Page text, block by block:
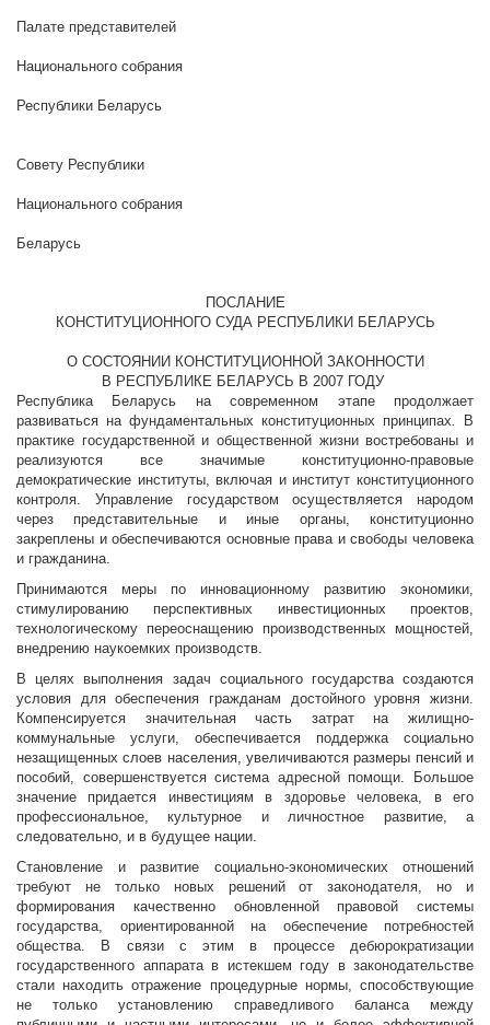
Палате представителей
Национального собрания
Республики Беларусь
Совету Республики
Национального собрания
Беларусь
ПОСЛАНИЕ
КОНСТИТУЦИОННОГО СУДА РЕСПУБЛИКИ БЕЛАРУСЬ
О СОСТОЯНИИ КОНСТИТУЦИОННОЙ ЗАКОННОСТИ
В РЕСПУБЛИКЕ БЕЛАРУСЬ В 2007 ГОДУ
Республика Беларусь на современном этапе продолжает
развиваться на фундаментальных конституционных принципах.
В
практике государственной и общественной жизни востребованы и
реализуются все значимые конституционно-правовые
демократические институты, включая и институт конституционного
контроля. Управление государством осуществляется народом
через представительные и иные органы, конституционно
закреплены и обеспечиваются основные права и свободы человека
и гражданина.
Принимаются меры по инновационному развитию экономики,
стимулированию перспективных инвестиционных проектов,
технологическому переоснащению производственных мощностей,
внедрению наукоемких производств.
В целях выполнения задач социального государства создаются
условия для обеспечения гражданам достойного уровня жизни.
Компенсируется значительная часть затрат на жилищно-
коммунальные услуги, обеспечивается поддержка социально
незащищенных слоев населения, увеличиваются размеры пенсий и
пособий, совершенствуется система адресной помощи. Большое
значение придается инвестициям в здоровье человека, в его
профессиональное, культурное и личностное развитие, а
следовательно, и в будущее нации.
Становление и развитие социально-экономических отношений
требуют не только новых решений от законодателя, но и
формирования качественно обновленной правовой системы
государства, ориентированной на обеспечение потребностей
общества. В связи с этим в процессе дебюрократизации
государственного аппарата в истекшем году в законодательстве
стали находить отражение процедурные нормы, способствующие
не только установлению справедливого баланса между